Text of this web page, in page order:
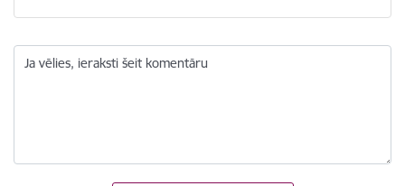
Ja vēlies, ieraksti šeit komentāru